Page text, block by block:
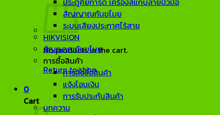
No products in the cart.
Return to shop
0
Cart
สัญญาณกันขโมย
ระบบเสียงประกาศไร้สาย
HIKVISION
สัญญาณกันขโมย
การซื้อสินค้า
การสั่งซื้อสินค้า
แจ้งโอนเงิน
การรับประกันสินค้า
บทความ